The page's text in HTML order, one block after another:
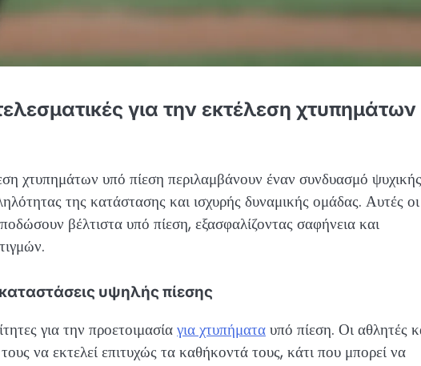
για την εκτέλεση χτυπημάτων
χτυπημάτων υπό πίεση περιλαμβάνουν έναν συνδυασμό ψυχικής
της κατάστασης και ισχυρής δυναμικής ομάδας. Αυτές οι
βέλτιστα υπό πίεση, εξασφαλίζοντας σαφήνεια και
υψηλής πίεσης
για την προετοιμασίαγια χτυπήματαυπό πίεση. Οι αθλητές
να εκτελεί επιτυχώς τα καθήκοντά τους, κάτι που μπορεί να